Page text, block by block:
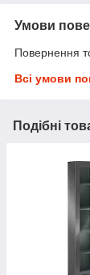
Умови
Повернення
Всі умови
Подібні